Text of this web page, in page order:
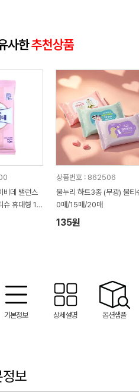
사한추천상품
비데 밸런스
슈 휴대형 10
상품번호 : 862506
물누리 하트3종 (무광) 물티
0매/15매/20매
135원
기본정보 상세설명 옵션샘플
보